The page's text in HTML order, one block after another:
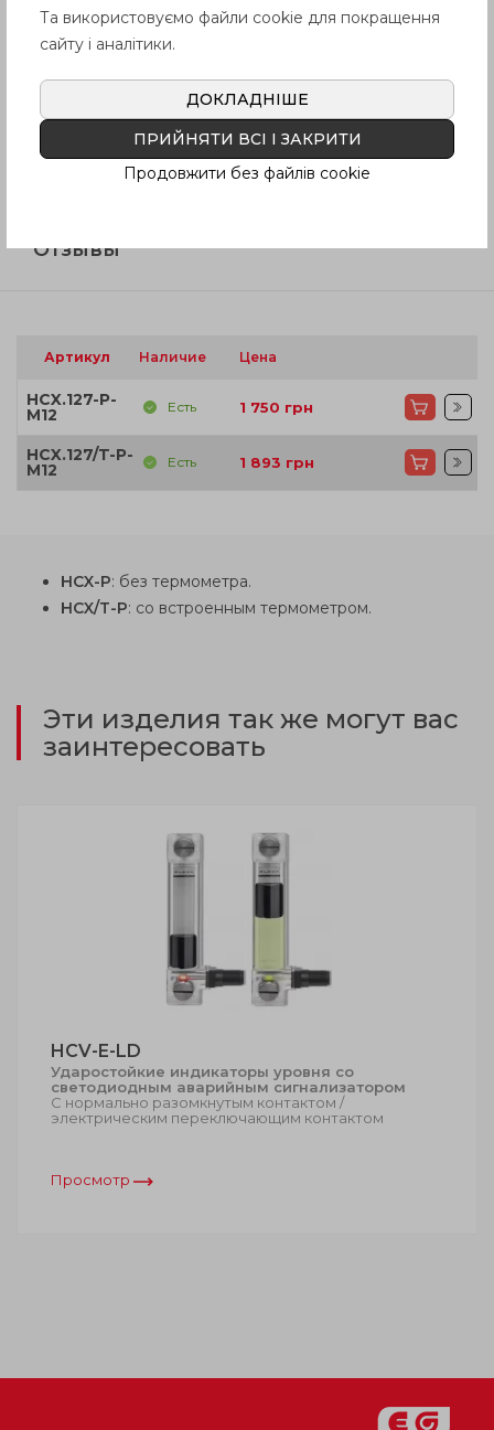
Вопрос о продукции
Инструкция (pdf.)
Отзывы
Артикул Наличие Цена
HCX.127-P-
M12 Есть 1 750 грн
HCX.127/T-P-
M12 Есть 1 893 грн
HCX-P: без термометра.
HCX/T-P: со встроенным термометром.
Эти изделия так же могут вас
заинтересовать
HCV-E-LD
Ударостойкие индикаторы уровня со
светодиодным аварийным сигнализатором
С нормально разомкнутым контактом /
электрическим переключающим контактом
Просмотр
Та використовуємо файли cookie для покращення
сайту і аналітики.
ДОКЛАДНІШЕ
ПРИЙНЯТИ ВСІ І ЗАКРИТИ
Продовжити без файлів cookie